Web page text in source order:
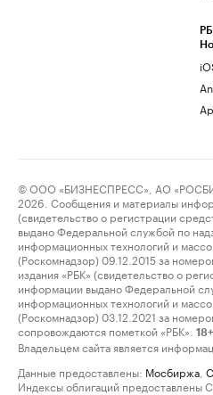
© ООО «БИЗНЕСПРЕСС», АО
2026. Сообщения и материалы
(свидетельство о регистрации
выдано Федеральной службой по
информационных технологий и
(Роскомнадзор) 09.12.2015 за
издания «РБК» (свидетельство о
информации выдано Федеральной
информационных технологий и
(Роскомнадзор) 03.12.2021 за
сопровождаются пометкой «РБК».
18+
Владельцем сайта является
Данные предоставлены: Мосбиржа
Индексы облигаций предоставлены